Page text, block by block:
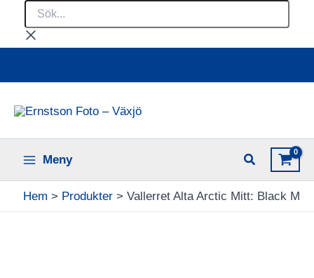
innehåll
Sök...
Meny
Hem Produkter Vallerret Alta Arctic Mitt: Black M